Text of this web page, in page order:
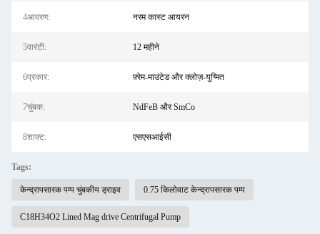
4आवरण: नरम कास्ट आयरन
5वारंटी: 12 महीने
6प्रकार: फ़्रेम-माउंटेड और क्लोज़-युग्मित
7चुंबक: NdFeB और SmCo
8शाफ़्ट: एसएसआईसी
Tags:
केन्द्रापसारक पम्प चुंबकीय ड्राइव 0.75 किलोवाट केन्द्रापसारक पम्प
C18H34O2 Lined Mag drive Centrifugal Pump